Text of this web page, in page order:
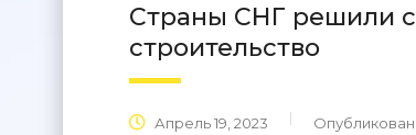
Страны СНГ решили
строительство
Апрель 19, 2023